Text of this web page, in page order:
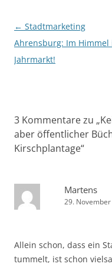
Beitragsnavigation
← Stadtmarketing
Ahrensburg: Im Himmel
Jahrmarkt!
3 Kommentare zu „
aber öffentlicher
Kirschplantage“
Martens
29.
Allein schon, dass ein
tummelt, ist schon